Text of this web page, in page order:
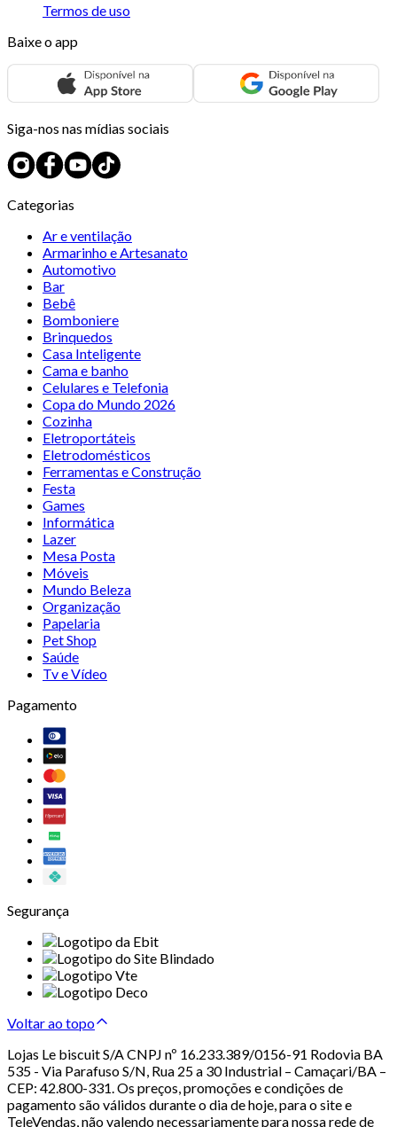
Termos de uso
Baixe o app
Siga-nos nas mídias sociais
Categorias
Ar e ventilação
Armarinho e Artesanato
Automotivo
Bar
Bebê
Bomboniere
Brinquedos
Casa Inteligente
Cama e banho
Celulares e Telefonia
Copa do Mundo 2026
Cozinha
Eletroportáteis
Eletrodomésticos
Ferramentas e Construção
Festa
Games
Informática
Lazer
Mesa Posta
Móveis
Mundo Beleza
Organização
Papelaria
Pet Shop
Saúde
Tv e Vídeo
Pagamento
Segurança
Voltar ao topo
Lojas Le biscuit S/A CNPJ nº 16.233.389/0156-91 Rodovia BA
535 - Via Parafuso S/N, Rua 25 a 30 Industrial – Camaçari/BA –
CEP: 42.800-331. Os preços, promoções e condições de
pagamento são válidos durante o dia de hoje, para o site e
TeleVendas, não valendo necessariamente para nossa rede de